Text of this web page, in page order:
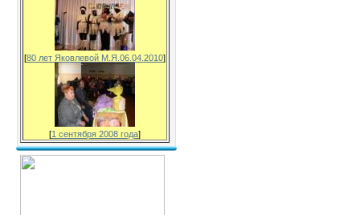
[80 лет Яковлевой М.Я.06.04.2010]
[1 сентября 2008 года]